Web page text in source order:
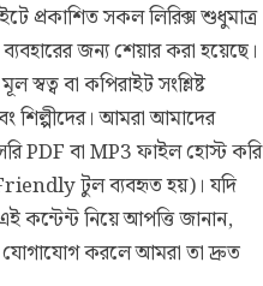
প্রকাশিত সকল লিরিক্স শুধুমাত্র
জন্য শেয়ার করা হয়েছে।
স্বত্ব বা কপিরাইট সংশ্লিষ্ট
শিল্পীদের। আমরা আমাদের
PDF বা MP3 ফাইল হোস্ট করি
টুল ব্যবহৃত হয়)। যদি
কন্টেন্ট নিয়ে আপত্তি জানান,
করলে আমরা তা দ্রুত